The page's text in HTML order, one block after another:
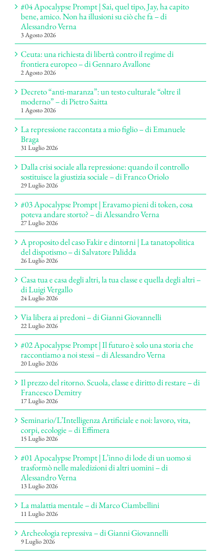
#04 Apocalypse Prompt | Sai, quel tipo, Jay, ha capito
bene, amico. Non ha illusioni su ciò che fa – di
Alessandro Verna
3 Agosto 2026
Ceuta: una richiesta di libertà contro il regime di
frontiera europeo – di Gennaro Avallone
2 Agosto 2026
Decreto “anti-maranza”: un testo culturale “oltre il
moderno” – di Pietro Saitta
1 Agosto 2026
La repressione raccontata a mio figlio – di Emanuele
Braga
31 Luglio 2026
Dalla crisi sociale alla repressione: quando il controllo
sostituisce la giustizia sociale – di Franco Oriolo
29 Luglio 2026
#03 Apocalypse Prompt | Eravamo pieni di token, cosa
poteva andare storto? – di Alessandro Verna
27 Luglio 2026
A proposito del caso Fakir e dintorni | La tanatopolitica
del dispotismo – di Salvatore Palidda
26 Luglio 2026
Casa tua e casa degli altri, la tua classe e quella degli altri –
di Luigi Vergallo
24 Luglio 2026
Via libera ai predoni – di Gianni Giovannelli
22 Luglio 2026
#02 Apocalypse Prompt | Il futuro è solo una storia che
raccontiamo a noi stessi – di Alessandro Verna
20 Luglio 2026
Il prezzo del ritorno. Scuola, classe e diritto di restare – di
Francesco Demitry
17 Luglio 2026
Seminario/L’Intelligenza Artificiale e noi: lavoro, vita,
corpi, ecologie – di Effimera
15 Luglio 2026
#01 Apocalypse Prompt | L’inno di lode di un uomo si
trasformò nelle maledizioni di altri uomini – di
Alessandro Verna
13 Luglio 2026
La malattia mentale – di Marco Ciambellini
11 Luglio 2026
Archeologia repressiva – di Gianni Giovannelli
9 Luglio 2026